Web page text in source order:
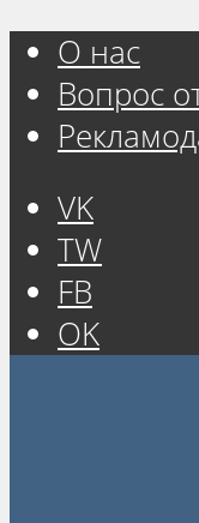
О нас
Вопрос
VK
TW
FB
OK